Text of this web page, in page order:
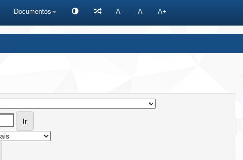
Documentos A- A A+